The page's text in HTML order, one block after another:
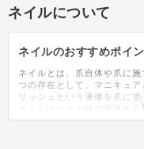
ネイルについて
ネイルのおすすめポイ
ネイルとは、爪自体や爪に
つの存在として、マニキュ
リッシュという液体を爪に
ネイルはジェル状の液体を
を固めていくものです。大